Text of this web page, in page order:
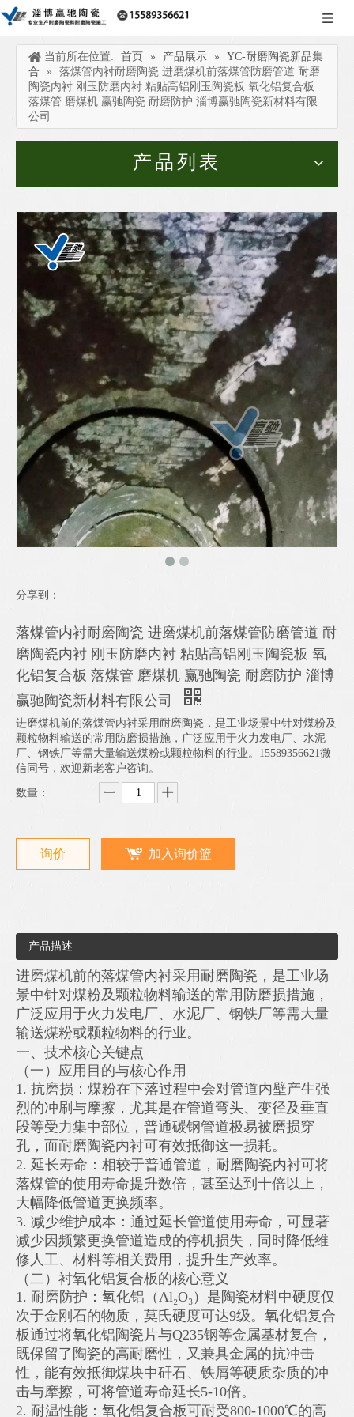
当前所在位置: 首页 » 产品展示 »
YC-耐磨陶瓷新品集
合
»
落煤管内衬耐磨陶瓷 进磨煤机前落煤管防磨管道 耐磨
陶瓷内衬 刚玉防磨内衬 粘贴高铝刚玉陶瓷板 氧化铝复合板
落煤管 磨煤机 赢驰陶瓷 耐磨防护 淄博赢驰陶瓷新材料有限
公司
产品列表
分享到：
落煤管内衬耐磨陶瓷 进磨煤机前落煤管防磨管道 耐
磨陶瓷内衬 刚玉防磨内衬 粘贴高铝刚玉陶瓷板 氧
化铝复合板 落煤管 磨煤机 赢驰陶瓷 耐磨防护 淄博
赢驰陶瓷新材料有限公司
进磨煤机前的落煤管内衬采用耐磨陶瓷，是工业场景中针对煤粉及
颗粒物料输送的常用防磨损措施，广泛应用于火力发电厂、水泥
厂、钢铁厂等需大量输送煤粉或颗粒物料的行业。15589356621微
信同号，欢迎新老客户咨询。
数量：
询价 加入询价篮
产品描述
进磨煤机前的落煤管内衬采用耐磨陶瓷，是工业场
景中针对煤粉及颗粒物料输送的常用防磨损措施，
广泛应用于火力发电厂、水泥厂、钢铁厂等需大量
输送煤粉或颗粒物料的行业。
一、技术核心关键点
（一）应用目的与核心作用
1. 抗磨损：煤粉在下落过程中会对管道内壁产生强
烈的冲刷与摩擦，尤其是在管道弯头、变径及垂直
段等受力集中部位，普通碳钢管道极易被磨损穿
孔，而耐磨陶瓷内衬可有效抵御这一损耗。
2. 延长寿命：相较于普通管道，耐磨陶瓷内衬可将
落煤管的使用寿命提升数倍，甚至达到十倍以上，
大幅降低管道更换频率。
3. 减少维护成本：通过延长管道使用寿命，可显著
减少因频繁更换管道造成的停机损失，同时降低维
修人工、材料等相关费用，提升生产效率。
（二）衬氧化铝复合板的核心意义
1. 耐磨防护：氧化铝（Al₂O₃）是陶瓷材料中硬度仅
次于金刚石的物质，莫氏硬度可达9级。氧化铝复合
板通过将氧化铝陶瓷片与Q235钢等金属基材复合，
既保留了陶瓷的高耐磨性，又兼具金属的抗冲击
性，能有效抵御煤块中矸石、铁屑等硬质杂质的冲
击与摩擦，可将管道寿命延长5-10倍。
2. 耐温性能：氧化铝复合板可耐受800-1000℃的高